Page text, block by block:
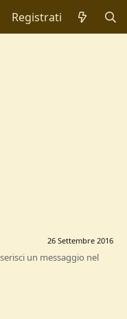
Registrati
26 Settembre 2016
un messaggio nel